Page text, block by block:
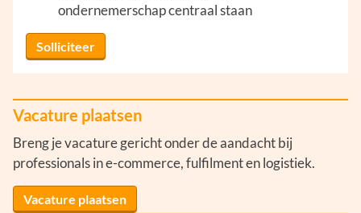
ondernemerschap centraal staan
Solliciteer
Vacature plaatsen
Breng je vacature gericht onder de aandacht bij
professionals in e-commerce, fulfilment en logistiek.
Vacature plaatsen